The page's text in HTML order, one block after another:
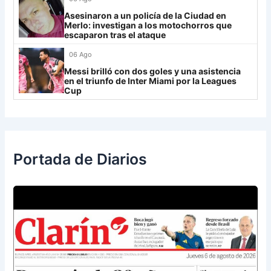
UCV FC
Asesinaron a un policía de la Ciudad en
Merlo: investigan a los motochorros que
escaparon tras el ataque
06 Ago
Messi brilló con dos goles y una asistencia
en el triunfo de Inter Miami por la Leagues
Cup
Portada de Diarios